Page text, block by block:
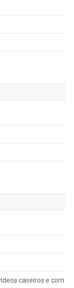
caseiros e com